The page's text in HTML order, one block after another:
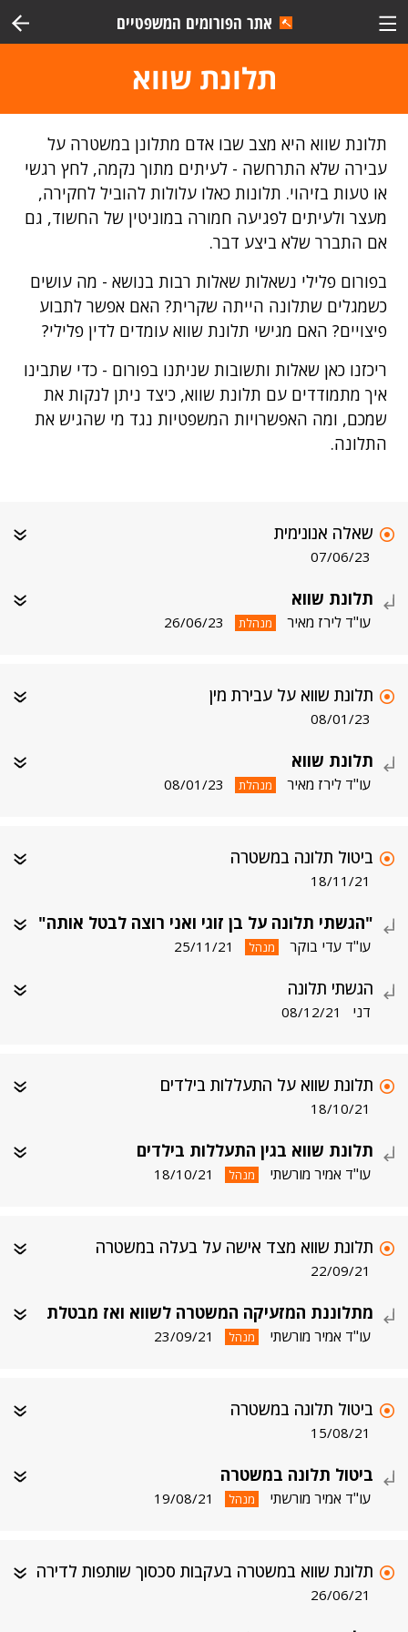
אתר הפורומים המשפטיים
תלונת שווא
תלונת שווא היא מצב שבו אדם מתלונן במשטרה על
עבירה שלא התרחשה - לעיתים מתוך נקמה, לחץ רגשי
או טעות בזיהוי. תלונות כאלו עלולות להוביל לחקירה,
מעצר ולעיתים לפגיעה חמורה במוניטין של החשוד, גם
אם התברר שלא ביצע דבר.
בפורום פלילי נשאלות שאלות רבות בנושא - מה עושים
כשמגלים שתלונה הייתה שקרית? האם אפשר לתבוע
פיצויים? האם מגישי תלונת שווא עומדים לדין פלילי?
ריכזנו כאן שאלות ותשובות שניתנו בפורום - כדי שתבינו
איך מתמודדים עם תלונת שווא, כיצד ניתן לנקות את
שמכם, ומה האפשרויות המשפטיות נגד מי שהגיש את
התלונה.
שאלה אנונימית
07/06/23
תלונת שווא
עו"ד לירז מאיר מנהלת 26/06/23
תלונת שווא על עבירת מין
08/01/23
תלונת שווא
עו"ד לירז מאיר מנהלת 08/01/23
ביטול תלונה במשטרה
18/11/21
"הגשתי תלונה על בן זוגי ואני רוצה לבטל אותה"
עו"ד עדי בוקר מנהל 25/11/21
הגשתי תלונה
דני 08/12/21
תלונת שווא על התעללות בילדים
18/10/21
תלונת שווא בגין התעללות בילדים
עו"ד אמיר מורשתי מנהל 18/10/21
תלונת שווא מצד אישה על בעלה במשטרה
22/09/21
מתלוננת המזעיקה המשטרה לשווא ואז מבטלת
עו"ד אמיר מורשתי מנהל 23/09/21
ביטול תלונה במשטרה
15/08/21
ביטול תלונה במשטרה
עו"ד אמיר מורשתי מנהל 19/08/21
תלונת שווא במשטרה בעקבות סכסוך שותפות לדירה
26/06/21